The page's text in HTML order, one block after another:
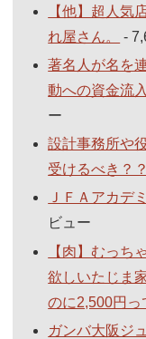
【他】超人
れ屋さん。
-
著名人が名を
動への資金流
ー
設計事務所や
受けるべき？？
ＪＦＡアカデ
ビュー
【肉】むっち
欲しいたじま
のに2,500円っ
ガンバ大阪ジ